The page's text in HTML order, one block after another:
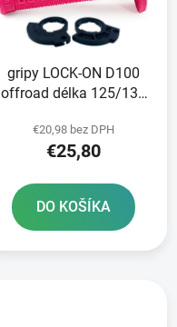
gripy LOCK-ON D100
offroad délka 125/130
růžov
€20,98 bez DPH
€25,80
DO KOŠÍKA